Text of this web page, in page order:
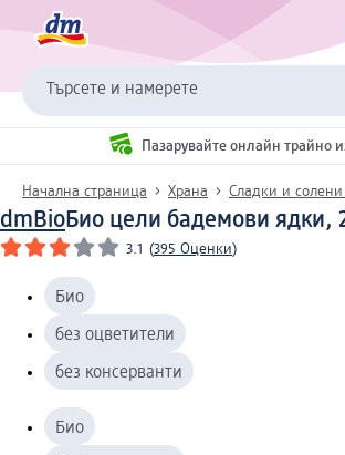
Търсете и намерете
Пазарувайте онлайн трайно
Начална страница Храна Сладки и
dmBioБио цели бадемови ядки,
3.1 (395 Оценки)
Био
без оцветители
без консерванти
Био